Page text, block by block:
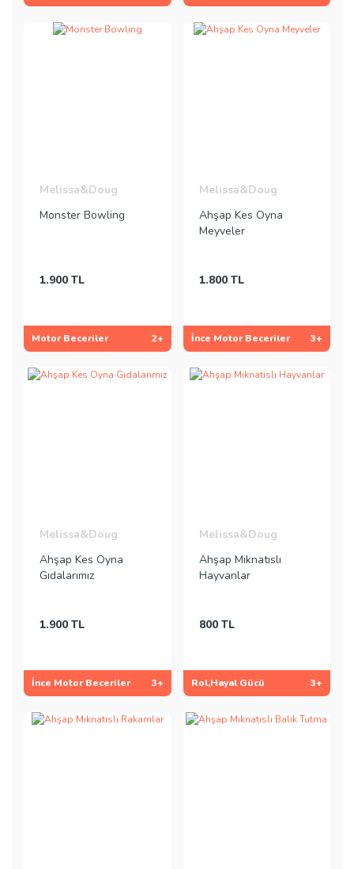
Melissa&Doug
Monster Bowling
1.900 TL
Motor Beceriler 2+
Melissa&Doug
Ahşap Kes Oyna
Meyveler
1.800 TL
İnce Motor Beceriler 3+
Melissa&Doug
Ahşap Kes Oyna
Gıdalarımız
1.900 TL
İnce Motor Beceriler 3+
Melissa&Doug
Ahşap Mıknatıslı
Hayvanlar
800 TL
Rol,Hayal Gücü 3+